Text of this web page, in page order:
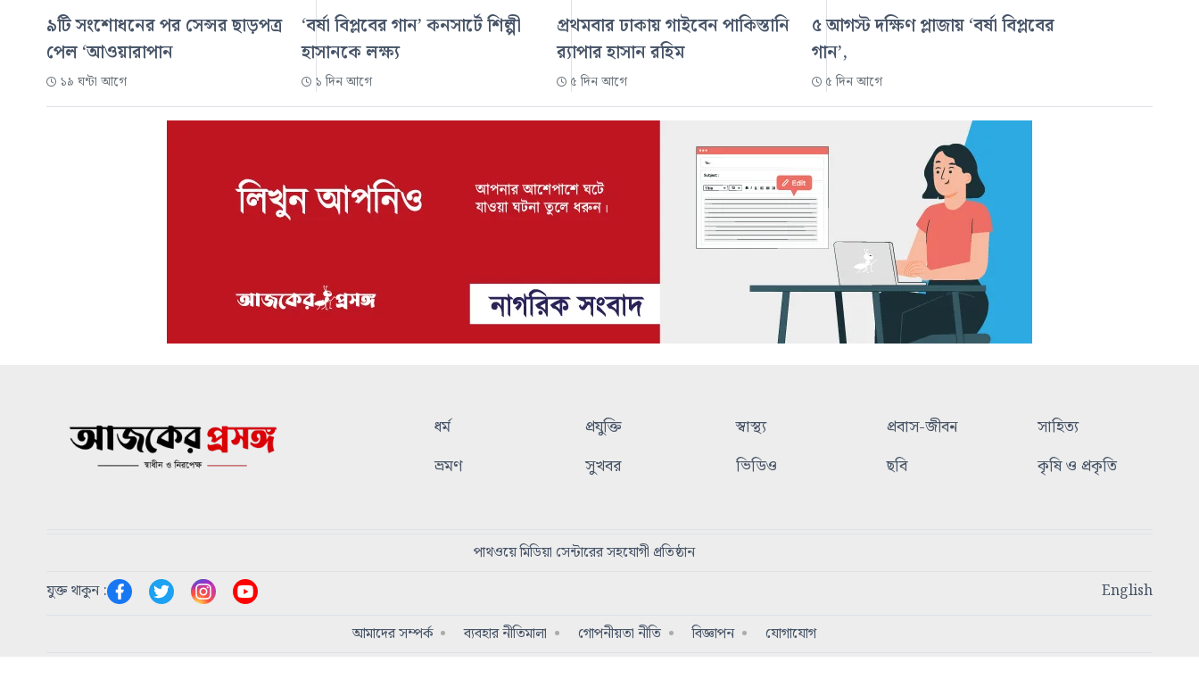
৯টি সংশোধনের পর সেন্সর ছাড়পত্র
পেল ‘আওয়ারাপান
১৯ ঘন্টা আগে
‘বর্ষা বিপ্লবের গান’ কনসার্টে শিল্পী
হাসানকে লক্ষ্য
১ দিন আগে
প্রথমবার ঢাকায় গাইবেন পাকিস্তানি
র‍্যাপার হাসান রহিম
৫ দিন আগে
৫ আগস্ট দক্ষিণ প্লাজায় ‘বর্ষা বিপ্লবের
গান’,
৫ দিন আগে
ধর্ম প্রযুক্তি স্বাস্থ্য প্রবাস-জীবন
সাহিত্য
ভ্রমণ
সুখবর ভিডিও ছবি কৃষি ও প্রকৃতি
পাথওয়ে মিডিয়া সেন্টারের সহযোগী প্রতিষ্ঠান
যুক্ত থাকুন :
English
আমাদের সম্পর্ক
ব্যবহার নীতিমালা গোপনীয়তা নীতি বিজ্ঞাপন যোগাযোগ